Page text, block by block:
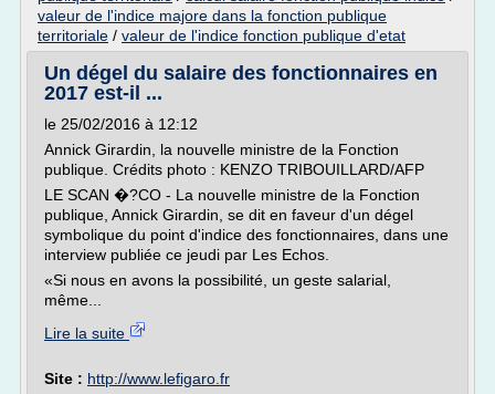
valeur de l'indice majore dans la fonction publique
territoriale / valeur de l'indice fonction publique d'etat
Un dégel du salaire des fonctionnaires en
2017 est-il ...
le 25/02/2016 à 12:12
Annick Girardin, la nouvelle ministre de la Fonction
publique. Crédits photo : KENZO TRIBOUILLARD/AFP
LE SCAN �?CO - La nouvelle ministre de la Fonction
publique, Annick Girardin, se dit en faveur d'un dégel
symbolique du point d'indice des fonctionnaires, dans une
interview publiée ce jeudi par Les Echos.
«Si nous en avons la possibilité, un geste salarial,
même...
Lire la suite
Site : http://www.lefigaro.fr